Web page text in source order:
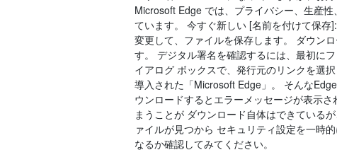
Microsoft Edge では、プライバシー、生産
ています。 今すぐ新しい [名前を付けて保
変更して、ファイルを保存します。 ダウン
す。 デジタル署名を確認するには、最初に
イアログ ボックスで、発行元のリンクを選
導入された「Microsoft Edge」。 そんな
ウンロードするとエラーメッセージが表示
まうことが ダウンロード自体はできている
ァイルが見つから セキュリティ設定を一時
なるか確認してみてください。